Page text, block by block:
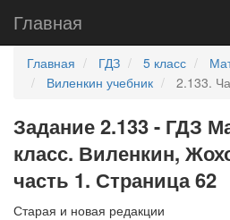
Главная
Главная ГДЗ 5 класс
Виленкин учебник
2.133.
Задание 2.133 - ГДЗ
класс. Виленкин,
часть 1. Страница 62
Старая и новая редакции